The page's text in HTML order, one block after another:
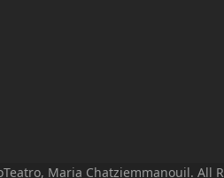
Maria Chatziemmanouil. All